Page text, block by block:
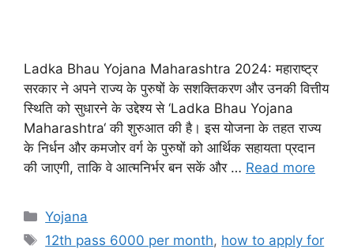
Ladka Bhau Yojana Maharashtra 2024: महाराष्ट्र
सरकार ने अपने राज्य के पुरुषों के सशक्तिकरण और उनकी वित्तीय
स्थिति को सुधारने के उद्देश्य से ‘Ladka Bhau Yojana
Maharashtra‘ की शुरुआत की है। इस योजना के तहत राज्य
के निर्धन और कमजोर वर्ग के पुरुषों को आर्थिक सहायता प्रदान
की जाएगी, ताकि वे आत्मनिर्भर बन सकें और … Read more
Yojana
12th pass 6000 per month, how to apply for